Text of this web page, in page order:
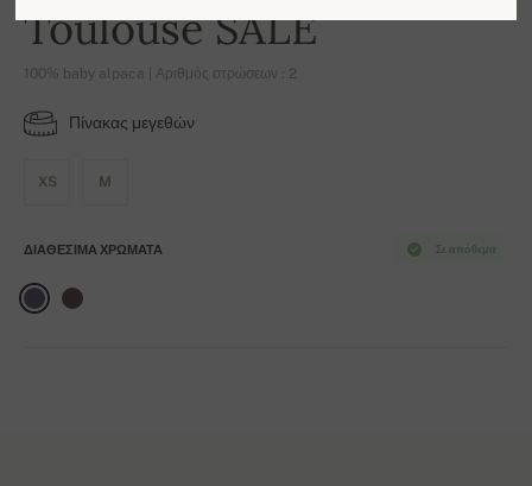
Toulouse SALE
100% baby alpaca | Αριθμός στρώσεων : 2
Πίνακας μεγεθών
XS M
Σε απόθεμα
ΔΙΑΘΈΣΙΜΑ ΧΡΏΜΑΤΑ